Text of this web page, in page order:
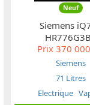
Neuf
Siemens
Prix 370
Siemens
71 Litres
Electrique